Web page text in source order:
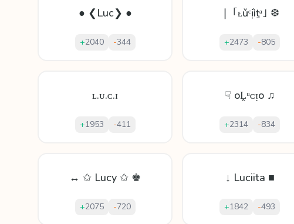
● ❮Luc❯ ●
+2040 -344
❘ ｢ᴌǔᶜịìṯᵃ｣ ❆
+2473 -805
ʟ.ᴜ.ᴄ.ɪ
+1953 -411
☟ oḼᵘᴄᴉo ♫
+2314 -834
↔ ✩ Lucy ✩ ♚
+2075 -720
↓ Luciita ■
+1842 -493